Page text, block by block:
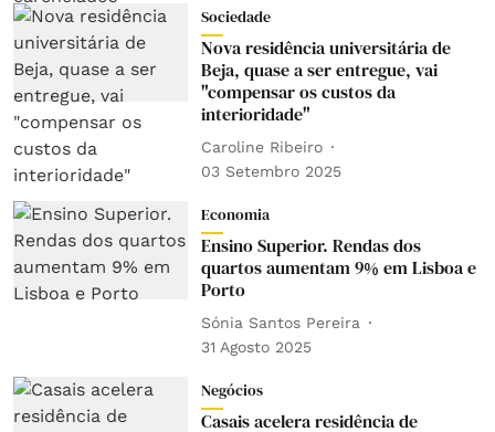
Sociedade
Nova residência universitária de
Beja, quase a ser entregue, vai
"compensar os custos da
interioridade"
Caroline Ribeiro
03 Setembro 2025
Economia
Ensino Superior. Rendas dos
quartos aumentam 9% em Lisboa e
Porto
Sónia Santos Pereira
31 Agosto 2025
Negócios
Casais acelera residência de